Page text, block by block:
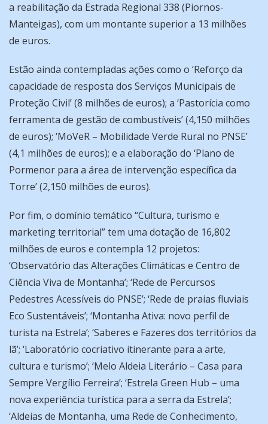
a reabilitação da Estrada Regional 338 (Piornos-
Manteigas), com um montante superior a 13 milhões
de euros.
Estão ainda contempladas ações como o ‘Reforço da
capacidade de resposta dos Serviços Municipais de
Proteção Civil’ (8 milhões de euros); a ‘Pastorícia como
ferramenta de gestão de combustíveis’ (4,150 milhões
de euros); ‘MoVeR – Mobilidade Verde Rural no PNSE’
(4,1 milhões de euros); e a elaboração do ‘Plano de
Pormenor para a área de intervenção específica da
Torre’ (2,150 milhões de euros).
Por fim, o domínio temático “Cultura, turismo e
marketing territorial” tem uma dotação de 16,802
milhões de euros e contempla 12 projetos:
‘Observatório das Alterações Climáticas e Centro de
Ciência Viva de Montanha’; ‘Rede de Percursos
Pedestres Acessíveis do PNSE’; ‘Rede de praias fluviais
Eco Sustentáveis’; ‘Montanha Ativa: novo perfil de
turista na Estrela’; ‘Saberes e Fazeres dos territórios da
lã’; ‘Laboratório cocriativo itinerante para a arte,
cultura e turismo’; ‘Melo Aldeia Literário – Casa para
Sempre Vergílio Ferreira’; ‘Estrela Green Hub – uma
nova experiência turística para a serra da Estrela’;
‘Aldeias de Montanha, uma Rede de Conhecimento,